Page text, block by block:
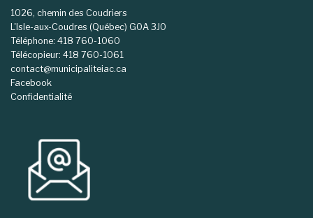
1026, chemin des Coudriers
L'Isle-aux-Coudres (Québec) G0A 3J0
Téléphone: 418 760-1060
Télécopieur: 418 760-1061
contact@municipaliteiac.ca
Facebook
Confidentialité